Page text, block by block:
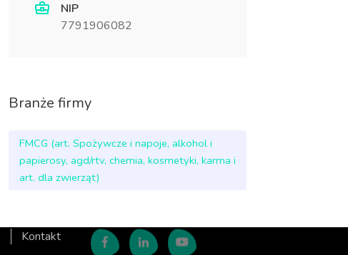
NIP
7791906082
Branże firmy
FMCG (art. Spożywcze i napoje, alkohol i
papierosy, agd/rtv, chemia, kosmetyki, karma i
art. dla zwierząt)
Kontakt